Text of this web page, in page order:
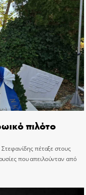
πιλότο
πέταξε στους
που απειλούνταν από